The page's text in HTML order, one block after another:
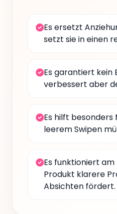
Es ersetzt
setzt sie in einen
Es garantiert kein
verbessert aber
Es hilft besonders
leerem Swipen
Es funktioniert
Produkt klarere
Absichten fördert.